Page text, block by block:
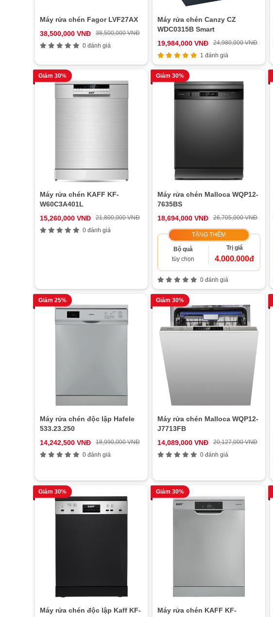
Máy rửa chén Fagor LVF27AX
38,500,000 VNĐ
38,500,000 VNĐ
0 đánh giá
Máy rửa chén Canzy CZ
WDC0315B Smart
19,984,000 VNĐ
24,980,000 VNĐ
1 đánh giá
Giảm 30%
Máy rửa chén KAFF KF-
W60C3A401L
15,260,000 VNĐ
21,800,000 VNĐ
0 đánh giá
Giảm 30%
Máy rửa chén Malloca WQP12-
7635BS
18,694,000 VNĐ
26,705,000 VNĐ
TẶNG THÊM
Bộ quà
tùy chọn
Trị giá
4.000.000đ
0 đánh giá
Giảm 25%
Máy rửa chén độc lập Hafele
533.23.250
14,242,500 VNĐ
18,990,000 VNĐ
0 đánh giá
Giảm 30%
Máy rửa chén Malloca WQP12-
J7713FB
14,089,000 VNĐ
20,127,000 VNĐ
0 đánh giá
Giảm 30%
Máy rửa chén độc lập Kaff KF-
Giảm 30%
Máy rửa chén KAFF KF-